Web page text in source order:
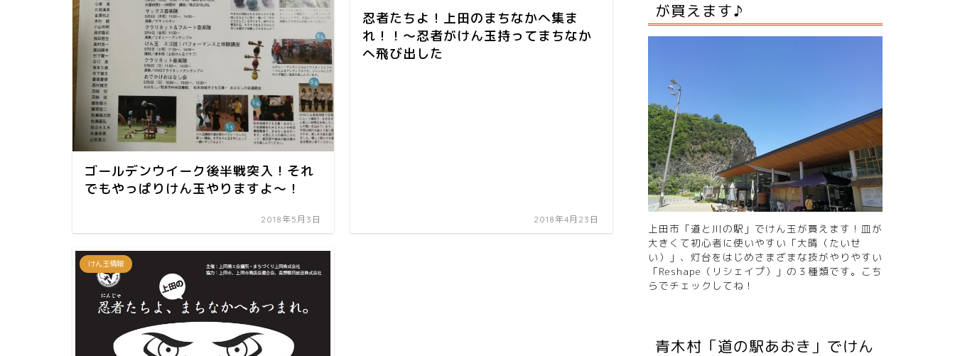
ゴールデンウイーク後半戦突入！それ
でもやっぱりけん玉やりますよ～！
2018年5月3日
忍者たちよ！上田のまちなかへ集ま
れ！！～忍者がけん玉持ってまちなか
へ飛び出した
2018年4月23日
けん玉情報
が買えます♪
上田市「道と川の駅」でけん玉が買えます！皿が
大きくて初心者に使いやすい「大晴（たいせ
い）」、灯台をはじめさまざまな技がやりやすい
「Reshape（リシェイプ）」の３種類です。
こち
らでチェックしてね！
青木村「道の駅あおき」でけん